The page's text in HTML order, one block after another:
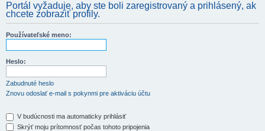
d
Portál vyžaduje, aby ste boli zaregistrovaný a prihlásený, ak
chcete zobraziť profily.
Používateľské meno:
Heslo:
Zabudnuté heslo
Znovu odoslať e-mail s pokynmi pre aktiváciu účtu
V budúcnosti ma automaticky prihlásiť
Skrýť moju prítomnosť počas tohoto pripojenia